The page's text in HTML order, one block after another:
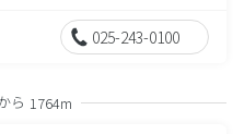
025-243-0100
ら 1764m